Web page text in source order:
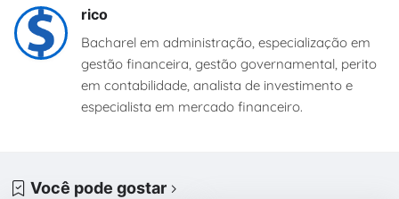
rico
Bacharel em administração, especialização em
gestão financeira, gestão governamental, perito
em contabilidade, analista de investimento e
especialista em mercado financeiro.
Você pode gostar